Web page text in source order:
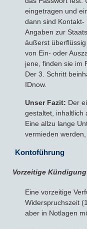
eingetragen und
dann sind Kontakt-
Angaben zur
äußerst
von Ein- oder
jene, finden sie im
Der 3. Schritt
IDnow.
Unser Fazit: Der
gestaltet, inhaltlich
Eine allzu lange
vermieden
Kontoführung
Vorzeitige
Eine vorzeitige
Widerspruchszeit
aber in Notlagen